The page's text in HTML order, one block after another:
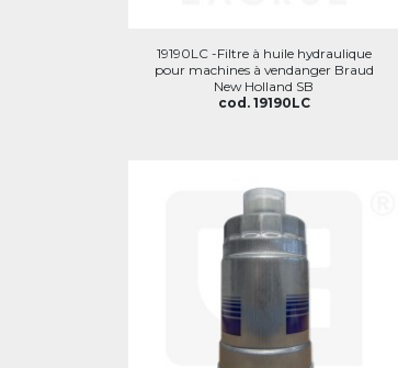
19190LC -Filtre à huile hydraulique
pour machines à vendanger Braud
New Holland SB
cod. 19190LC